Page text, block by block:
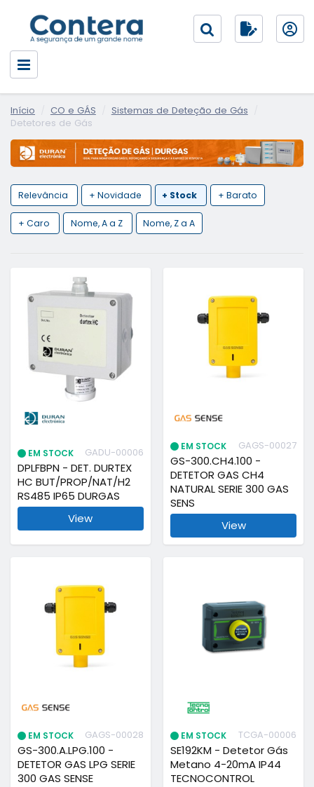
Início CO e GÁS
Sistemas de Deteção de Gás
Detetores de Gás
Relevância + Novidade + Stock + Barato
+ Caro Nome, A a Z Nome, Z a A
EM STOCK GADU-00006
DPLFBPN - DET. DURTEX
HC BUT/PROP/NAT/H2
RS485 IP65 DURGAS
View
EM STOCK GAGS-00027
GS-300.CH4.100 -
DETETOR GAS CH4
NATURAL SERIE 300 GAS
SENS
View
EM STOCK GAGS-00028
GS-300.A.LPG.100 -
DETETOR GAS LPG SERIE
300 GAS SENSE
EM STOCK TCGA-00006
SE192KM - Detetor Gás
Metano 4-20mA IP44
TECNOCONTROL